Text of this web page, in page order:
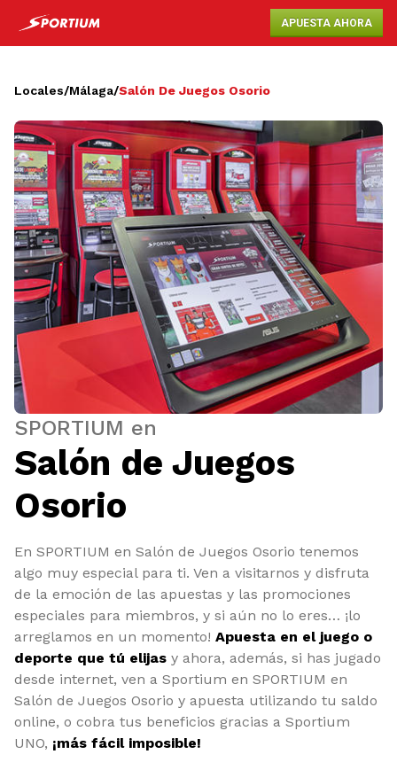
APUESTA AHORA
Locales/Málaga/Salón De Juegos Osorio
SPORTIUM en
Salón de Juegos
Osorio
En SPORTIUM en Salón de Juegos Osorio tenemos
algo muy especial para ti. Ven a visitarnos y disfruta
de la emoción de las apuestas y las promociones
especiales para miembros, y si aún no lo eres… ¡lo
arreglamos en un momento! Apuesta en el juego o
deporte que tú elijas y ahora, además, si has jugado
desde internet, ven a Sportium en SPORTIUM en
Salón de Juegos Osorio y apuesta utilizando tu saldo
online, o cobra tus beneficios gracias a Sportium
UNO, ¡más fácil imposible!